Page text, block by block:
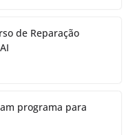
de Reparação
programa para